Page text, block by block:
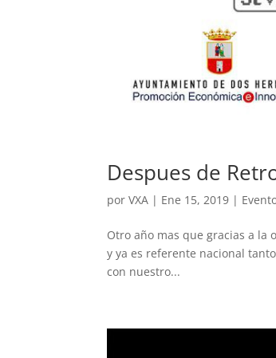
Despues de
porVXA | Ene 15, 2019 |
Otro año mas que gracias a la
y ya es referente nacional
con nuestro...